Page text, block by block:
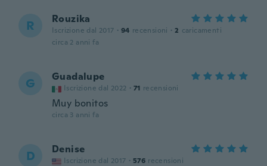
R Rouzika
Iscrizione dal 2017 · 94 recensioni · 2 caricamenti
circa 2 anni fa
G Guadalupe
Iscrizione dal 2022 · 71 recensioni
Muy bonitos
circa 3 anni fa
D Denise
Iscrizione dal 2017 · 576 recensioni